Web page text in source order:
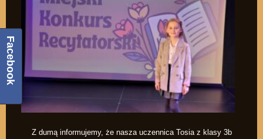
Z dumą informujemy, że nasza uczennica Tosia z klasy 3b
Facebook